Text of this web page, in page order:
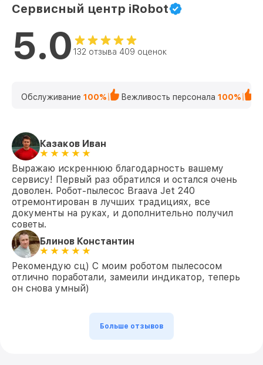
Сервисный центр iRobot
5.0 132 отзыва 409 оценок
Обслуживание 100% Вежливость персонала 100%
Казаков Иван
Выражаю искреннюю благодарность вашему
сервису! Первый раз обратился и остался очень
доволен. Робот-пылесос Braava Jet 240
отремонтирован в лучших традициях, все
документы на руках, и дополнительно получил
советы.
Блинов Константин
Рекомендую сц) С моим роботом пылесосом
отлично поработали, замеили индикатор, теперь
он снова умный)
Больше отзывов